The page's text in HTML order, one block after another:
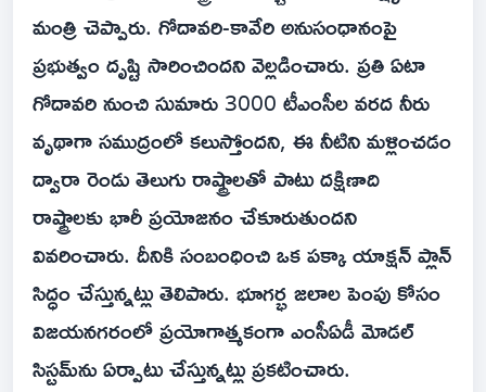
మంత్రి చెప్పారు. గోదావరి-కావేరి అనుసంధానంపై
ప్రభుత్వం దృష్టి సారించిందని వెల్లడించారు. ప్రతి ఏటా
గోదావరి నుంచి సుమారు 3000 టీఎంసీల వరద నీరు
వృథాగా సముద్రంలో కలుస్తోందని, ఈ నీటిని మళ్లించడం
ద్వారా రెండు తెలుగు రాష్ట్రాలతో పాటు దక్షిణాది
రాష్ట్రాలకు భారీ ప్రయోజనం చేకూరుతుందని
వివరించారు. దీనికి సంబంధించి ఒక పక్కా యాక్షన్ ప్లాన్
సిద్ధం చేస్తున్నట్లు తెలిపారు. భూగర్భ జలాల పెంపు కోసం
విజయనగరంలో ప్రయోగాత్మకంగా ఎంసీఏడీ మోడల్
సిస్టమ్‌ను ఏర్పాటు చేస్తున్నట్లు ప్రకటించారు.